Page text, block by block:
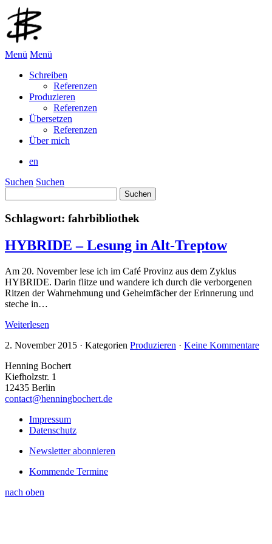
Menü Menü
Schreiben
Referenzen
Produzieren
Referenzen
Übersetzen
Referenzen
Über mich
en
Suchen Suchen
nach:
Schlagwort: fahrbibliothek
HYBRIDE – Lesung in Alt-Treptow
Am 20. November lese ich im Café Provinz aus dem Zyklus
HYBRIDE. Darin flitze und wandere ich durch die verborgenen
Ritzen der Wahrnehmung und Geheimfächer der Erinnerung und
steche in…
Weiterlesen
2. November 2015 · Kategorien Produzieren · Keine Kommentare
Henning Bochert
Kiefholzstr. 1
12435 Berlin
contact@henningbochert.de
Impressum
Datenschutz
Newsletter abonnieren
Kommende Termine
nach oben